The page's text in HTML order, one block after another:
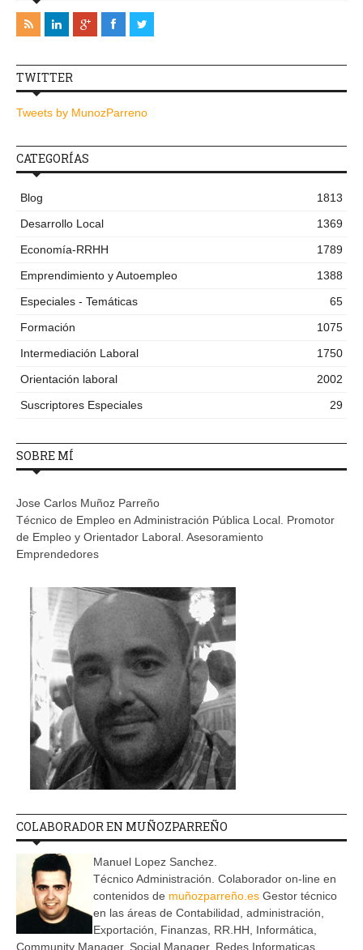
TWITTER
Tweets by MunozParreno
CATEGORÍAS
Blog
1813
Desarrollo Local
1369
Economía-RRHH
1789
Emprendimiento y Autoempleo
1388
Especiales - Temáticas
65
Formación
1075
Intermediación Laboral
1750
Orientación laboral
2002
Suscriptores Especiales
29
SOBRE MÍ
Jose Carlos Muñoz Parreño
Técnico de Empleo en Administración Pública Local. Promotor
de Empleo y Orientador Laboral. Asesoramiento
Emprendedores
COLABORADOR EN MUÑOZPARREÑO
Manuel Lopez Sanchez.
Técnico Administración. Colaborador on-line en
contenidos de muñozparreño.es Gestor técnico
en las áreas de Contabilidad, administración,
Exportación, Finanzas, RR.HH, Informática,
Community Manager, Social Manager, Redes Informaticas.